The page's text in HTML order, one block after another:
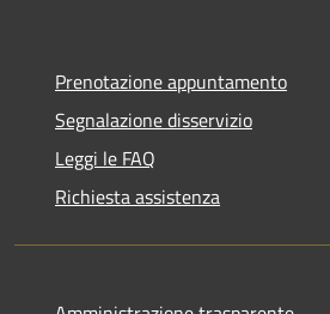
Prenotazione appuntamento
Segnalazione disservizio
Leggi le FAQ
Richiesta assistenza